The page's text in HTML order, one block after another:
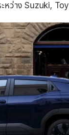
หว่าง Suzuki,